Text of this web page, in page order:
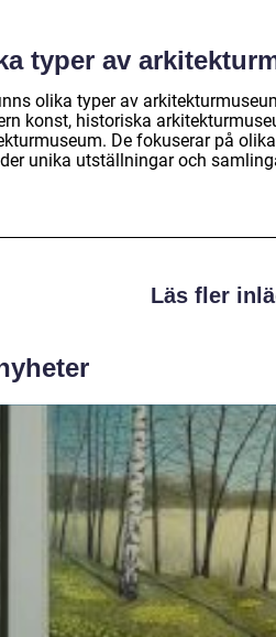
typer av
olika typer av
konst, historiska
De fokuserar på
unika utställningar och
Läs fler